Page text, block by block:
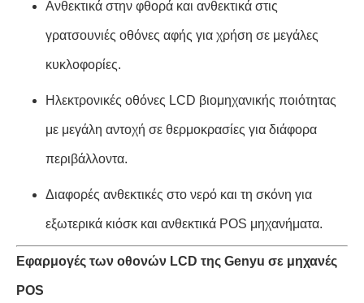
Ανθεκτικά στην φθορά και ανθεκτικά στις
γρατσουνιές οθόνες αφής για χρήση σε μεγάλες
κυκλοφορίες.
Ηλεκτρονικές οθόνες LCD βιομηχανικής ποιότητας
με μεγάλη αντοχή σε θερμοκρασίες για διάφορα
περιβάλλοντα.
Διαφορές ανθεκτικές στο νερό και τη σκόνη για
εξωτερικά κιόσκ και ανθεκτικά POS μηχανήματα.
Εφαρμογές των οθονών LCD της Genyu σε μηχανές
POS